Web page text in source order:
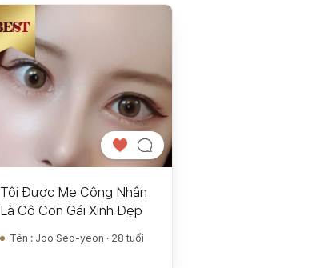
Tôi Được Mẹ Công Nhận
Là Cô Con Gái Xinh Đẹp
Tên : Joo Seo-yeon · 28 tuổi